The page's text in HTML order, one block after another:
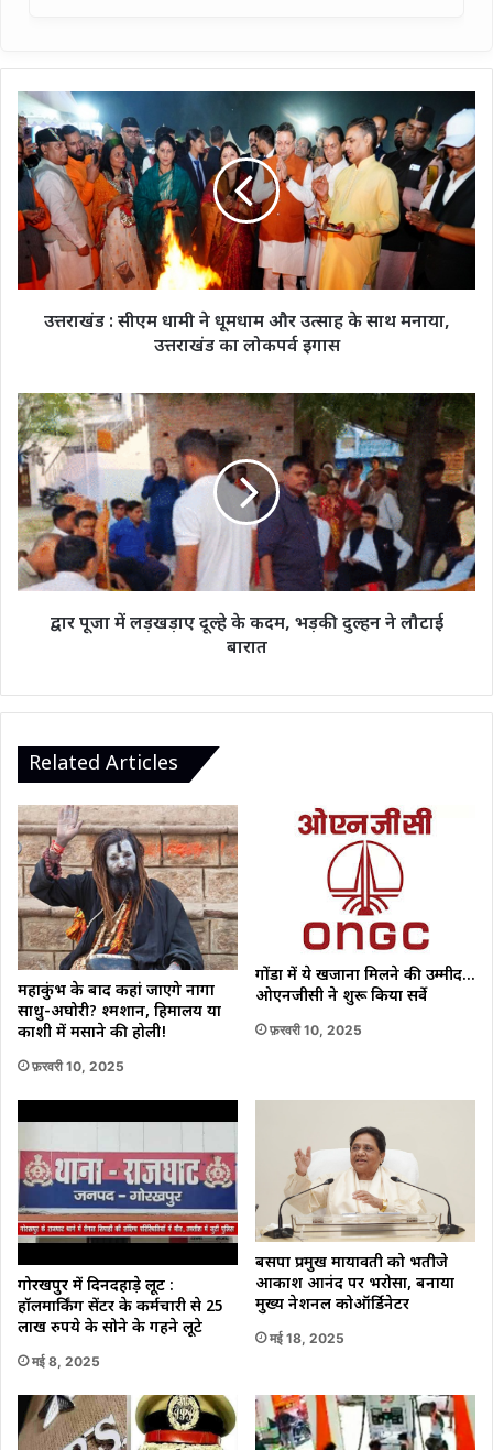
उत्तराखंड
:
सीएम
धामी
धूमधाम
और
उत्साह
के
मनाया,
लोकपर्व
इगास
उत्तराखंड : सीएम धामी ने धूमधाम और उत्साह के साथ मनाया,
उत्तराखंड का लोकपर्व इगास
द्वार
पूजा
में
लड़खड़ाए
दूल्हे
के
कदम,
भड़की
दुल्हन
द्वार पूजा में लड़खड़ाए दूल्हे के कदम, भड़की दुल्हन ने लौटाई
बारात
Related Articles
महाकुंभ के बाद कहां जाएंगे नागा
साधु-अघोरी? श्मशान, हिमालय या
काशी में मसाने की होली!
फ़रवरी 10, 2025
गोंडा में ये खजाना मिलने की उम्मीद…
ओएनजीसी ने शुरू किया सर्वे
फ़रवरी 10, 2025
गोरखपुर में दिनदहाड़े लूट :
हॉलमार्किंग सेंटर के कर्मचारी से 25
लाख रुपये के सोने के गहने लूटे
मई 8, 2025
बसपा प्रमुख मायावती को भतीजे
आकाश आनंद पर भरोसा, बनाया
मुख्य नेशनल कोऑर्डिनेटर
मई 18, 2025